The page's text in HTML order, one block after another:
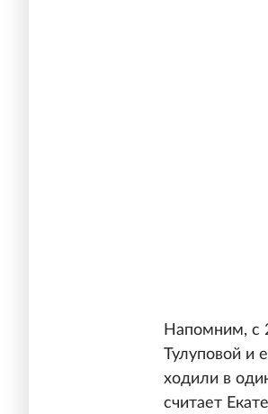
Напомним, с
Тулуповой
ходили в
считает